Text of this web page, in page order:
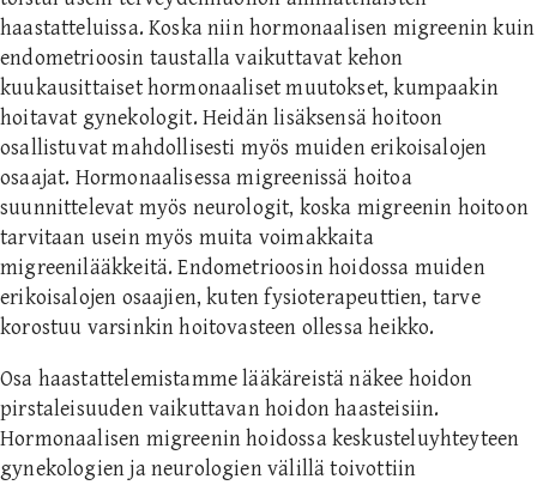
haastatteluissa. Koska niin hormonaalisen migreenin kuin
endometrioosin taustalla vaikuttavat kehon
kuukausittaiset hormonaaliset muutokset, kumpaakin
hoitavat gynekologit. Heidän lisäksensä hoitoon
osallistuvat mahdollisesti myös muiden erikoisalojen
osaajat. Hormonaalisessa migreenissä hoitoa
suunnittelevat myös neurologit, koska migreenin hoitoon
tarvitaan usein myös muita voimakkaita
migreenilääkkeitä. Endometrioosin hoidossa muiden
erikoisalojen osaajien, kuten fysioterapeuttien, tarve
korostuu varsinkin hoitovasteen ollessa heikko.
Osa haastattelemistamme lääkäreistä näkee hoidon
pirstaleisuuden vaikuttavan hoidon haasteisiin.
Hormonaalisen migreenin hoidossa keskusteluyhteyteen
gynekologien ja neurologien välillä toivottiin